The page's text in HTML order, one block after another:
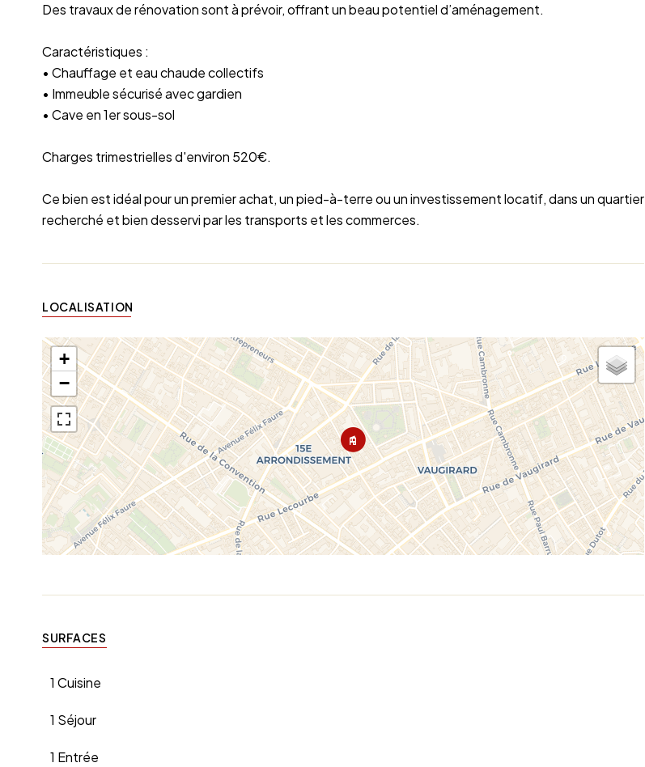
Des travaux de rénovation sont à prévoir, offrant un beau potentiel d’aménagement.
Caractéristiques :
• Chauffage et eau chaude collectifs
• Immeuble sécurisé avec gardien
• Cave en 1er sous-sol
Charges trimestrielles d'environ 520€.
Ce bien est idéal pour un premier achat, un pied-à-terre ou un investissement locatif, dans un quartier
recherché et bien desservi par les transports et les commerces.
LOCALISATION
+
−
SURFACES
1 Cuisine
1 Séjour
1 Entrée